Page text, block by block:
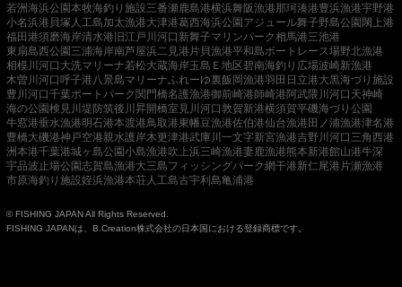
若洲海浜公園本牧海釣り施設三番瀬 鹿島港横浜舞阪漁港那珂湊港豊浜漁港宇野港
小名浜港 貝塚人工島加太漁港大津港葛西海浜公園アジュール舞子野島公園閖上港
福田港須磨海岸清水港 旧江戸川河口 新舞子マリンパーク相馬港三池港
東扇島西公園三浦海岸南芦屋浜二見港 片貝漁港平和島ボートレース場野北漁港
相模川河口 大洗マリーナ若松大蔵海岸玉島Ｅ地区碧南海釣り広場波崎新漁港
木曽川河口呼子港 八景島マリーナふれーゆ裏飯岡漁港羽田 日立港大黒海づり施設
豊川河口千葉ポートパーク関門橋名護漁港御前崎港師崎港阿武隈川河口 天神崎
海の公園検見川堤防筑後川昇開橋室見川河口敦賀新港横須賀平磯海づり公園
牛窓港垂水漁港明石港本渡港鳥取港東幡豆漁港佐伯港仙台漁港田ノ浦漁港津名港
豊橋大磯港神戸空港親水護岸木更津港武庫川一文字新宮漁港吉野川河口 三角西港
洲本港千葉港城ヶ島公園小島漁港吹上浜三崎漁港妻鹿漁港熊本新港館山港牛深
宇品波止場公園志賀島漁港大三島フィッシングパーク網干港新仁尾港 片瀬漁港
市原海釣り施設姪浜漁港本荘人工島古宇利島亀浦港
© FISHING JAPAN All Rights Reserved.
FISHING JAPANは、B.Creation株式会社の日本国における登録商標です。